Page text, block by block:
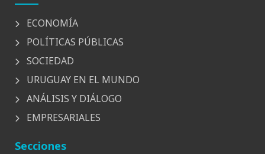
ECONOMÍA
POLÍTICAS PÚBLICAS
SOCIEDAD
URUGUAY EN EL MUNDO
ANÁLISIS Y DIÁLOGO
EMPRESARIALES
Secciones